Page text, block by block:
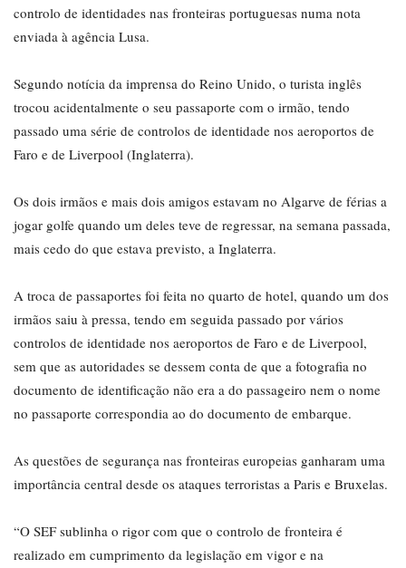
controlo de identidades nas fronteiras portuguesas numa nota
enviada à agência Lusa.
Segundo notícia da imprensa do Reino Unido, o turista inglês
trocou acidentalmente o seu passaporte com o irmão, tendo
passado uma série de controlos de identidade nos aeroportos de
Faro e de Liverpool (Inglaterra).
Os dois irmãos e mais dois amigos estavam no Algarve de férias a
jogar golfe quando um deles teve de regressar, na semana passada,
mais cedo do que estava previsto, a Inglaterra.
A troca de passaportes foi feita no quarto de hotel, quando um dos
irmãos saiu à pressa, tendo em seguida passado por vários
controlos de identidade nos aeroportos de Faro e de Liverpool,
sem que as autoridades se dessem conta de que a fotografia no
documento de identificação não era a do passageiro nem o nome
no passaporte correspondia ao do documento de embarque.
As questões de segurança nas fronteiras europeias ganharam uma
importância central desde os ataques terroristas a Paris e Bruxelas.
“O SEF sublinha o rigor com que o controlo de fronteira é
realizado em cumprimento da legislação em vigor e na